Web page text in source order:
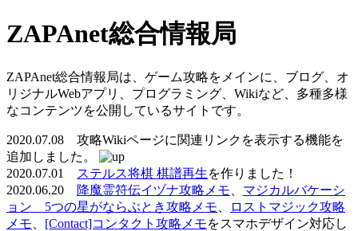
ZAPAnet総合情報局
ZAPAnet総合情報局は、ゲーム攻略をメインに、ブログ、オ
リジナルWebアプリ、プログラミング、Wikiなど、多種多様
なコンテンツを公開しているサイトです。
2020.07.08 攻略Wikiページに関連リンクを表示する機能を
追加しました。
2020.07.01
ステルス将棋 棋譜再生を作りました！
2020.06.20
降魔霊符伝イヅナ攻略メモ
マジカルバケーシ
ョン 5つの星がならぶとき攻略メモ
ロストマジック攻略
メモ
[Contact]コンタクト攻略メモをスマホデザイン対応し